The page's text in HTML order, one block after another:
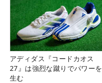
アディダス『コードカオス
27』は強烈な蹴りでパワーを
生む